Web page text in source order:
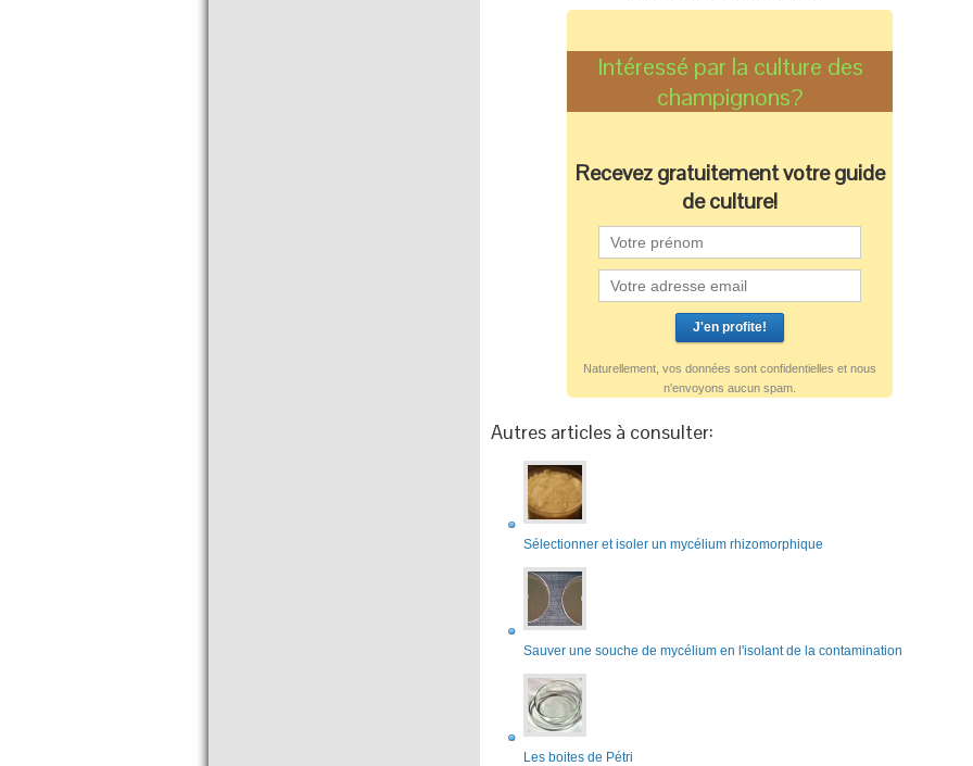
Intéressé par la culture des
champignons?
Recevez gratuitement votre guide
de culture!
Naturellement, vos données sont confidentielles et nous
n'envoyons aucun spam.
Autres articles à consulter:
Sélectionner et isoler un mycélium rhizomorphique
Sauver une souche de mycélium en l'isolant de la contamination
Les boites de Pétri